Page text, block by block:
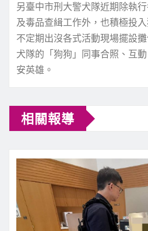
另臺中市刑大警犬隊近期除執
及毒品查緝工作外，也積極投
不定期出沒各式活動現場擺設
犬隊的「狗狗」同事合照、互
安英雄。
相關報導